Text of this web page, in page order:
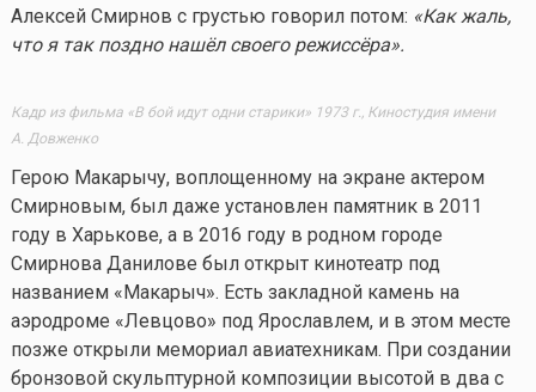
Алексей Смирнов с грустью говорил потом: «Как жаль,
что я так поздно нашёл своего режиссёра».
Кадр из фильма «В бой идут одни старики» 1973 г., Киностудия имени
А. Довженко
Герою Макарычу, воплощенному на экране актером
Смирновым, был даже установлен памятник в 2011
году в Харькове, а в 2016 году в родном городе
Смирнова Данилове был открыт кинотеатр под
названием «Макарыч». Есть закладной камень на
аэродроме «Левцово» под Ярославлем, и в этом месте
позже открыли мемориал авиатехникам. При создании
бронзовой скульптурной композиции высотой в два с